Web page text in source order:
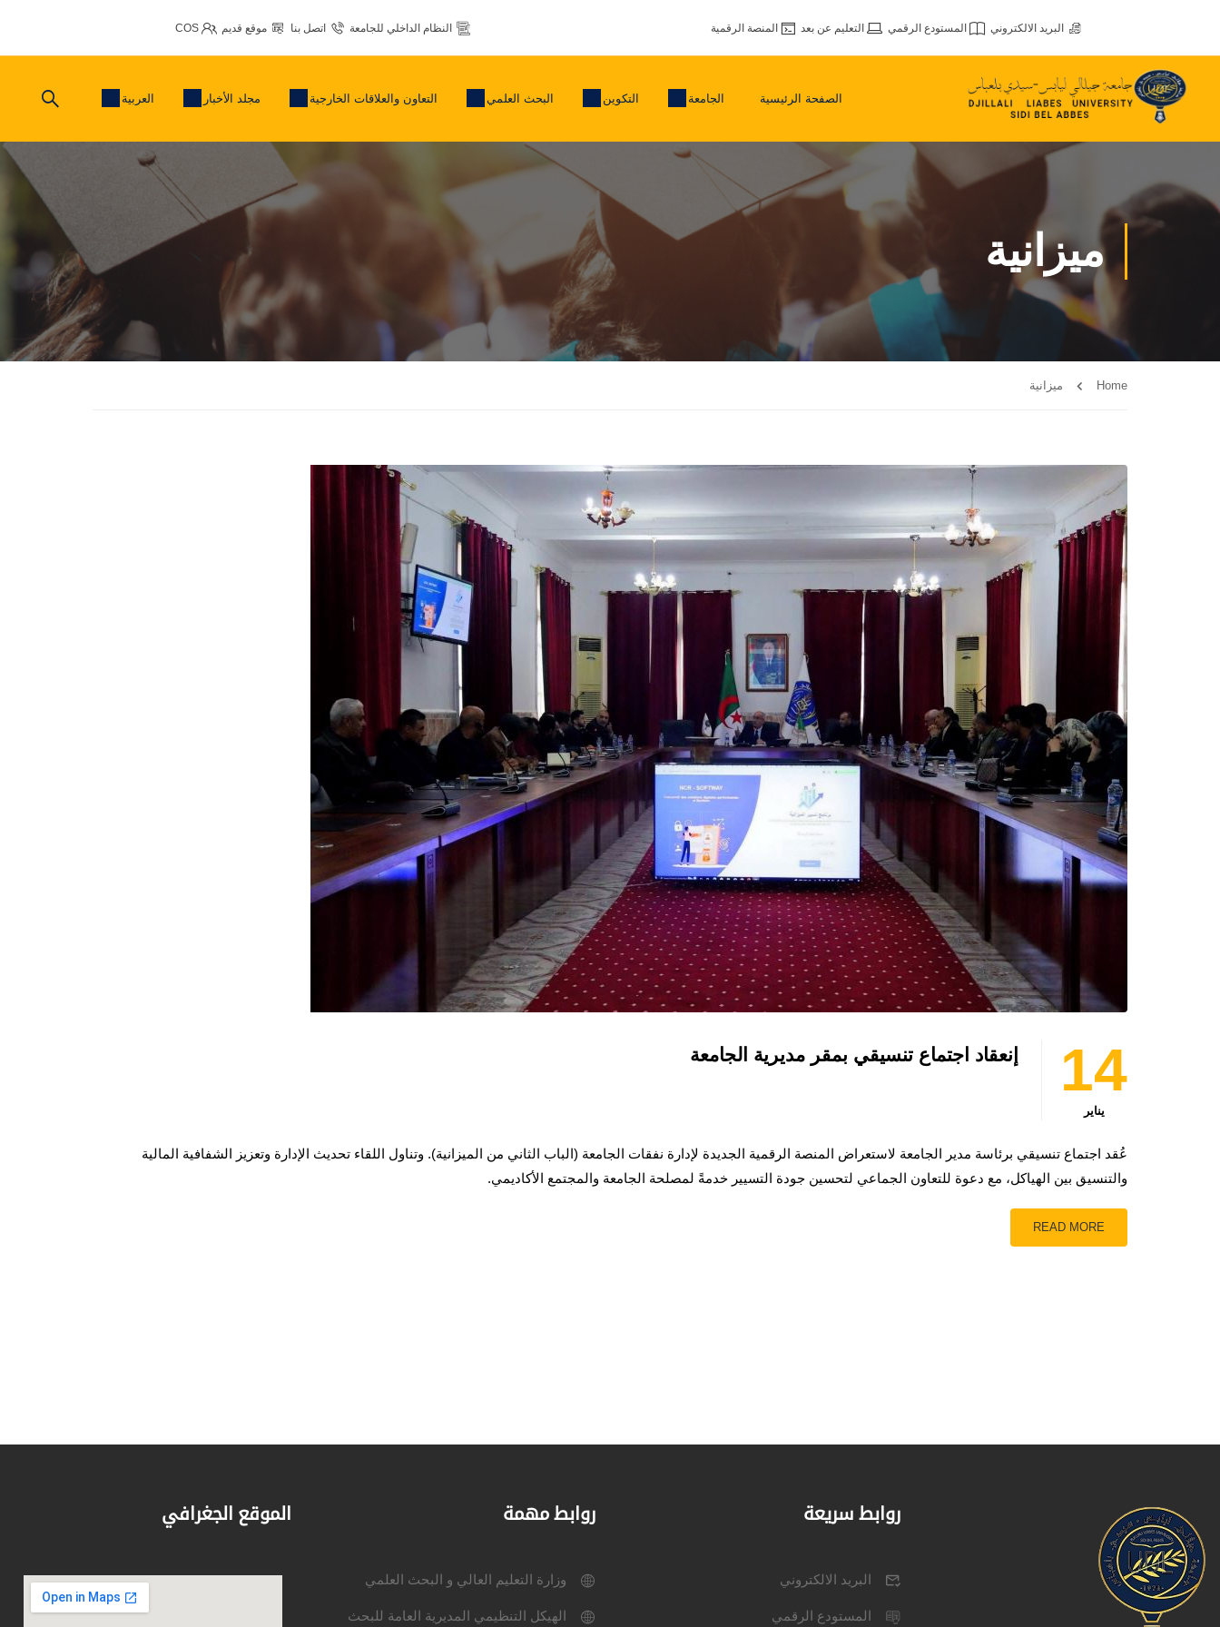
البريد الالكتروني المستودع الرقمي التعليم عن بعد المنصة الرقمية النظام الداخلي للجامعة اتصل بنا موقع قديم COS
الصفحة الرئيسية الجامعة التكوين البحث العلمي التعاون والعلاقات الخارجية مجلد الأخبار العربية
ميزانية
Home ميزانية
14
يناير
إنعقاد اجتماع تنسيقي بمقر مديرية الجامعة
عُقد اجتماع تنسيقي برئاسة مدير الجامعة لاستعراض المنصة الرقمية الجديدة لإدارة نفقات الجامعة (الباب الثاني من الميزانية). وتناول اللقاء تحديث الإدارة وتعزيز الشفافية المالية
والتنسيق بين الهياكل، مع دعوة للتعاون الجماعي لتحسين جودة التسيير خدمةً لمصلحة الجامعة والمجتمع الأكاديمي.
READ MORE
روابط سريعة
البريد الالكتروني
المستودع الرقمي
روابط مهمة
وزارة التعليم العالي و البحث العلمي
الهيكل التنظيمي المديرية العامة للبحث
الموقع الجغرافي